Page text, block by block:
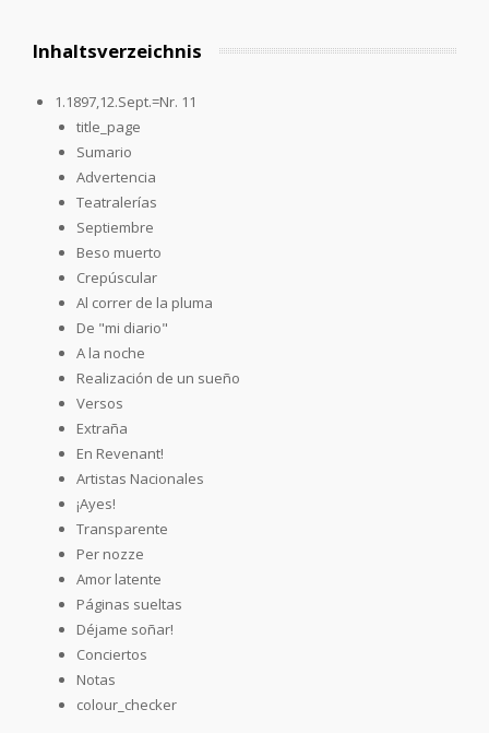
Inhaltsverzeichnis
1.1897,12.Sept.=Nr. 11
title_page
Sumario
Advertencia
Teatralerías
Septiembre
Beso muerto
Crepúscular
Al correr de la pluma
De "mi diario"
A la noche
Realización de un sueño
Versos
Extraña
En Revenant!
Artistas Nacionales
¡Ayes!
Transparente
Per nozze
Amor latente
Páginas sueltas
Déjame soñar!
Conciertos
Notas
colour_checker